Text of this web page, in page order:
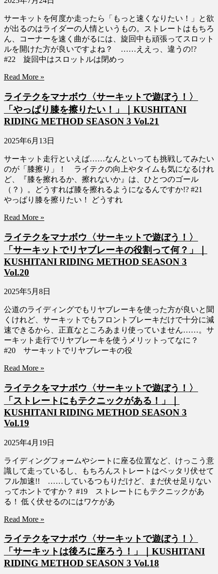
サーキットを何度か走ったら「もっと速くなりたい！」と欲
が出るのはライダーの人情というもの。ストレートはもちろ
ん、コーナーを速く曲がるには、旋回中も頑張ってスロット
ルを開けた方が良いですよね？ ……ええっ、違うの!?
#22 旋回中はスロットルは閉めっ
Read More »
ライテクをマナボウ〈サーキットで遊ぼう！〉
「やっぱり膝を擦りたい！」｜KUSHITANI
RIDING METHOD SEASON 3 Vol.21
2025年6月13日
サーキット走行といえば……なんといっても挑戦してみたい
のが「膝擦り」！ ライテクの向上やタイムも気になるけれ
ど、『膝を擦れるか、擦れないか』は、ひとつのゴール
（？）。どうすれば膝を擦れるようになるんですか!? #21
やっぱり膝を擦りたい！ どうすれ
Read More »
ライテクをマナボウ〈サーキットで遊ぼう！〉
「サーキットでリヤブレーキの役割って何？」｜
KUSHITANI RIDING METHOD SEASON 3
Vol.20
2025年5月8日
公道のライディングでもリヤブレーキを使った方が良いと聞
くけれど、サーキットでもフロントブレーキだけで十分に減
速できるから、正直なところあまり使っていません……。サ
ーキット走行でリヤブレーキを使うメリットってなに？
#20 サーキットでリヤブレーキの役
Read More »
ライテクをマナボウ〈サーキットで遊ぼう！〉
「ストレートにもテクニックがある！」｜
KUSHITANI RIDING METHOD SEASON 3
Vol.19
2025年4月19日
ライディングフォームやシートに座る位置など、けっこう意
識して走っているし、もちろんストレートはベッタリ伏せて
フル加速!! ……しているつもりだけど、まだ伏せ足りない
ってホントですか？ #19 ストレートにもテクニックがあ
る！ 低く伏せるのにはワケがあ
Read More »
ライテクをマナボウ〈サーキットで遊ぼう！〉
「サーキットは後ろに座ろう！」｜KUSHITANI
RIDING METHOD SEASON 3 Vol.18